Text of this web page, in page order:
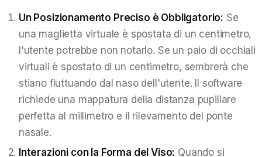
Un Posizionamento Preciso è Obbligatorio: Se
una maglietta virtuale è spostata di un centimetro,
l'utente potrebbe non notarlo. Se un paio di occhiali
virtuali è spostato di un centimetro, sembrerà che
stiano fluttuando dal naso dell'utente. Il software
richiede una mappatura della distanza pupillare
perfetta al millimetro e il rilevamento del ponte
nasale.
Interazioni con la Forma del Viso: Quando si